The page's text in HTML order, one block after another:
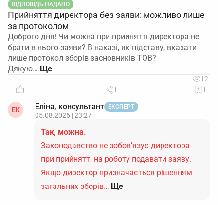
ВІДПОВІДЬ НАДАНО
Прийняття директора без заяви: можливо лише
за протоколом
Доброго дня! Чи можна при прийнятті директора не
брати в нього заяви? В наказі, як підставу, вказати
лише протокол зборів засновників ТОВ?
Дякую…
12
1
1
ЕК Еліна, консультант ЕКСПЕРТ
05.08.2026 | 23:27
Так, можна.
Законодавство не зобов’язує директора
при прийнятті на роботу подавати заяву.
Якщо директор призначається рішенням
загальних зборів… Ще